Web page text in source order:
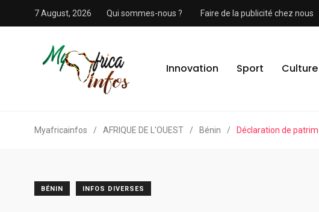
7 August, 2026 Qui sommes-nous ? Faire de la publicité chez nous
Innovation Sport Culture
Myafricainfos / AFRIQUE DE L'OUEST / Bénin / Déclaration de
BÉNIN INFOS DIVERSES